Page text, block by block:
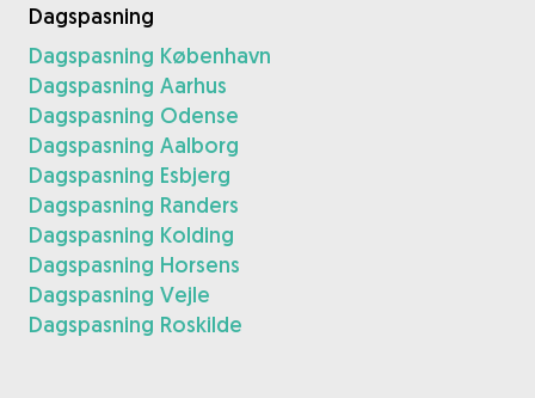
Dagspasning
Dagspasning København
Dagspasning Aarhus
Dagspasning Odense
Dagspasning Aalborg
Dagspasning Esbjerg
Dagspasning Randers
Dagspasning Kolding
Dagspasning Horsens
Dagspasning Vejle
Dagspasning Roskilde